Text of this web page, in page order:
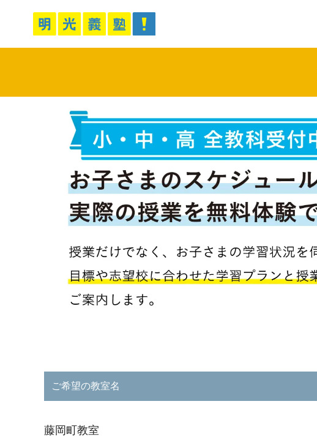
ご希望の教室名
藤岡町教室